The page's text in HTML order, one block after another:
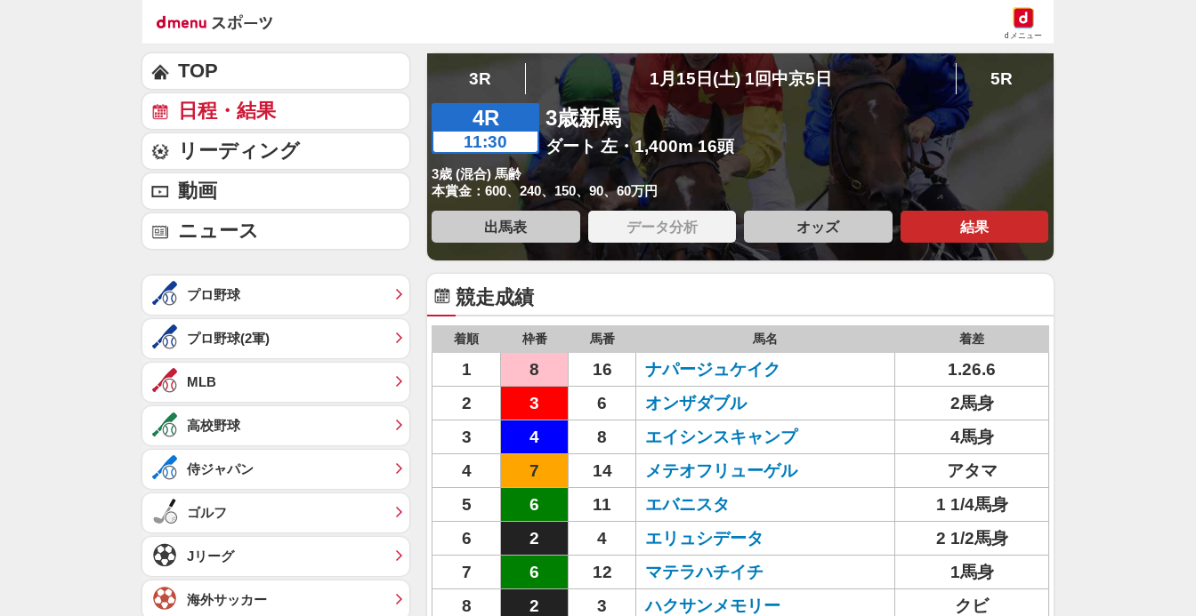
dメニュー
3R 1月15日(土) 1回中京5日 5R
4R
11:30
3歳新馬
ダート 左・1,400m 16頭
3歳 (混合) 馬齢
本賞金：600、240、150、90、60万円
出馬表 データ分析 オッズ 結果
競走成績
着順 枠番 馬番 馬名 着差
1 8 16 ナパージュケイク
1.26.6
2
3 6 オンザダブル
2馬身
3
4 8 エイシンスキャンプ
4馬身
4
7 14 メテオフリューゲル
アタマ
5
6 11 エバニスタ
1 1/4馬身
6
2 4 エリュシデータ
2 1/2馬身
7
6 12 マテラハチイチ
1馬身
8
2 3 ハクサンメモリー
クビ
TOP
日程・結果
リーディング
動画
ニュース
プロ野球
プロ野球(2軍)
MLB
高校野球
侍ジャパン
ゴルフ
Jリーグ
海外サッカー